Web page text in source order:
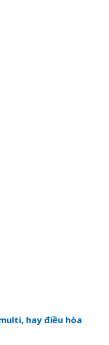
hay điều hòa